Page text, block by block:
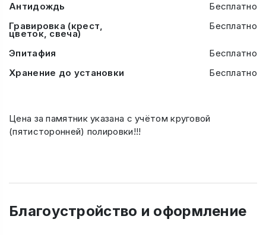
Антидождь
Бесплатно
Гравировка (крест,
цветок, свеча)
Бесплатно
Эпитафия
Бесплатно
Хранение до установки
Бесплатно
Цена за памятник указана с учётом круговой
(пятисторонней) полировки!!!
Благоустройство и оформление